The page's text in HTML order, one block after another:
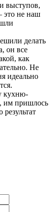
выступов,
это не наш
делать
он все
как
Не
идеально
кухню-
им пришлось